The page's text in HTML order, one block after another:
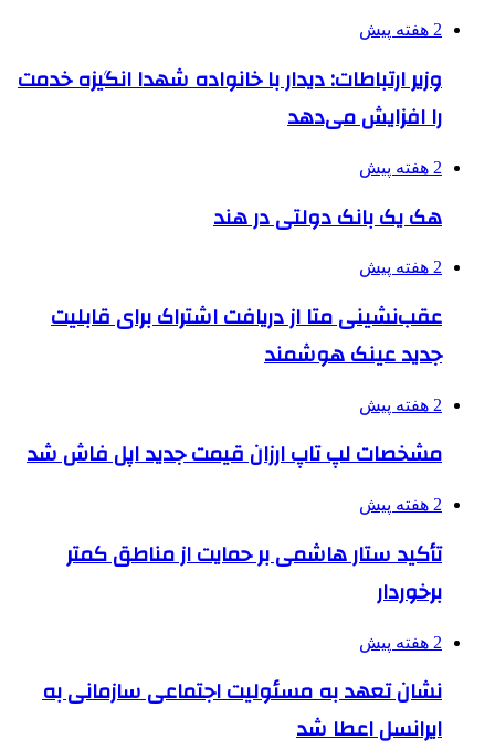
2 هفته پیش
وزیر ارتباطات: دیدار با خانواده شهدا انگیزه خدمت
را افزایش می‌دهد
2 هفته پیش
هک یک بانک دولتی در هند
2 هفته پیش
عقب‌نشینی متا از دریافت اشتراک برای قابلیت
جدید عینک هوشمند
2 هفته پیش
مشخصات لپ تاپ ارزان قیمت جدید اپل فاش شد
2 هفته پیش
تأکید ستار هاشمی بر حمایت از مناطق کمتر
برخوردار
2 هفته پیش
نشان تعهد به مسئولیت اجتماعی سازمانی به
ایرانسل اعطا شد